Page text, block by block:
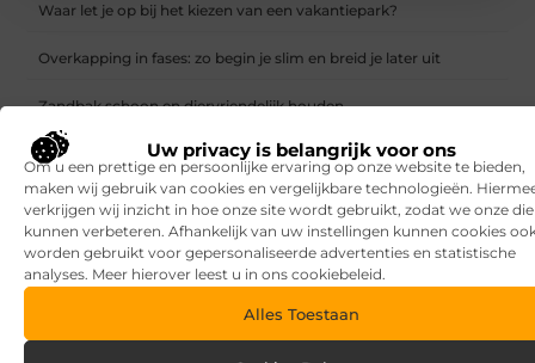
Uw privacy is belangrijk voor ons
Om u een prettige en persoonlijke ervaring op onze website te bieden,
maken wij gebruik van cookies en vergelijkbare technologieën.
verkrijgen wij inzicht in hoe onze site wordt gebruikt, zodat we onze
kunnen verbeteren. Afhankelijk van uw instellingen kunnen cookies
worden gebruikt voor gepersonaliseerde advertenties en statistische
analyses. Meer hierover leest u in ons cookiebeleid.
Alles Toestaan
Waar let je op bij het kiezen van een vakantiepark?
Overkapping in fases: zo begin je slim en breid je later uit
Zandbak schoon en diervriendelijk houden
Vind de perfecte garage in Eerbeek
Aanrijdbeveiliging: voorkom schade, stilstand en onveilige
situaties op de werkvloer
Rijlessen in Haarlem? Zo vergroot je jouw kans om sneller te
slagen